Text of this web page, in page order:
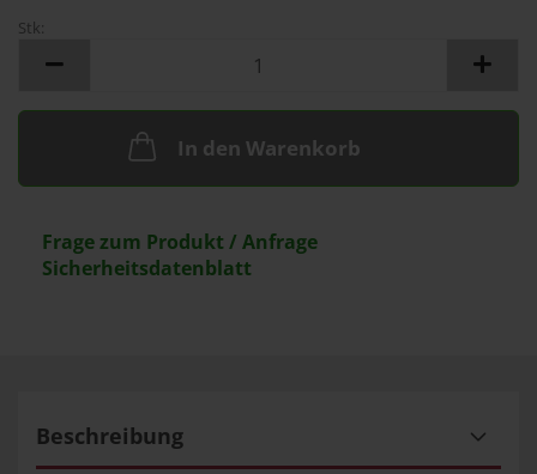
Stk:
In den Warenkorb
Frage zum Produkt / Anfrage
Sicherheitsdatenblatt
Beschreibung